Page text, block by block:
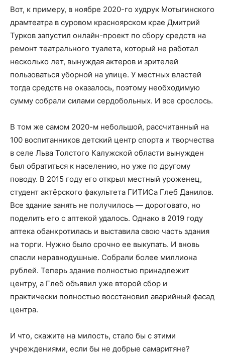
Вот, к примеру, в ноябре 2020-го худрук Мотыгинского
драмтеатра в суровом красноярском крае Дмитрий
Турков запустил онлайн-проект по сбору средств на
ремонт театрального туалета, который не работал
несколько лет, вынуждая актеров и зрителей
пользоваться уборной на улице. У местных властей
тогда средств не оказалось, поэтому необходимую
сумму собрали силами сердобольных. И все срослось.
В том же самом 2020-м небольшой, рассчитанный на
100 воспитанников детский центр спорта и творчества
в селе Льва Толстого Калужской области вынужден
был обратиться к населению, но уже по другому
поводу. В 2015 году его открыл местный уроженец,
студент актёрского факультета ГИТИСа Глеб Данилов.
Все здание занять не получилось — дороговато, но
поделить его с аптекой удалось. Однако в 2019 году
аптека обанкротилась и выставила свою часть здания
на торги. Нужно было срочно ее выкупать. И вновь
спасли неравнодушные. Собрали более миллиона
рублей. Теперь здание полностью принадлежит
центру, а Глеб объявил уже второй сбор и
практически полностью восстановил аварийный фасад
центра.
И что, скажите на милость, стало бы с этими
учреждениями, если бы не добрые самаритяне?